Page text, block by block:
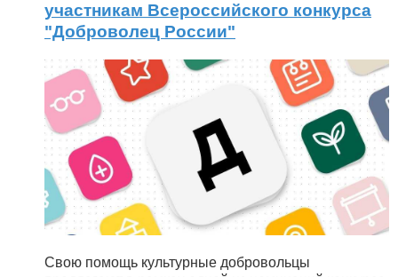
участникам Всероссийского конкурса
"Доброволец России"
Свою помощь культурные добровольцы